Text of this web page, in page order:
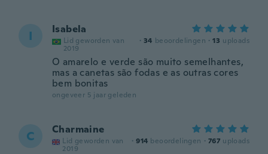
I Isabela
Lid geworden van
2019
· 34 beoordelingen · 13 uploads
O amarelo e verde são muito semelhantes,
mas a canetas são fodas e as outras cores
bem bonitas
ongeveer 5 jaar geleden
C Charmaine
Lid geworden van
2019
· 914 beoordelingen · 767 uploads